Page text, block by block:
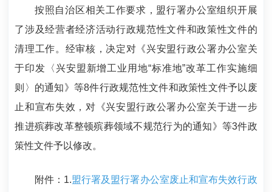
按照自治区相关工作要求，盟行署办公室组织开展
了涉及经营者经济活动行政规范性文件和政策性文件的
清理工作。经审核，决定对《兴安盟行政公署办公室关
于印发〈兴安盟新增工业用地“标准地”改革工作实施细
则〉的通知》等8件行政规范性文件和政策性文件予以废
止和宣布失效，对《兴安盟行政公署办公室关于进一步
推进殡葬改革整顿殡葬领域不规范行为的通知》等3件政
策性文件予以修改。
附件：1.盟行署及盟行署办公室废止和宣布失效行政